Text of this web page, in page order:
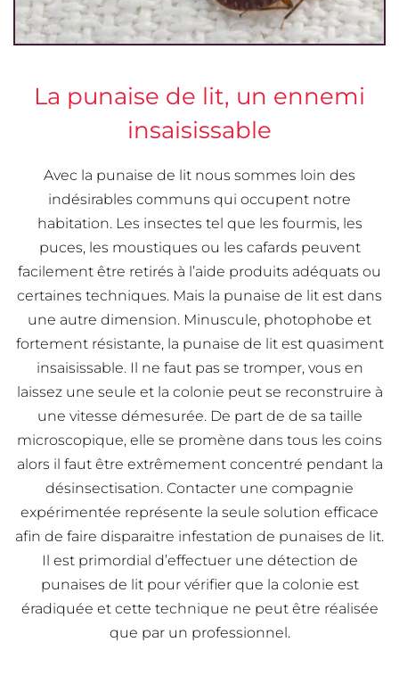
La punaise de lit, un ennemi
insaisissable
Avec la punaise de lit nous sommes loin des
indésirables communs qui occupent notre
habitation. Les insectes tel que les fourmis, les
puces, les moustiques ou les cafards peuvent
facilement être retirés à l’aide produits adéquats ou
certaines techniques. Mais la punaise de lit est dans
une autre dimension. Minuscule, photophobe et
fortement résistante, la punaise de lit est quasiment
insaisissable. Il ne faut pas se tromper, vous en
laissez une seule et la colonie peut se reconstruire à
une vitesse démesurée. De part de de sa taille
microscopique, elle se promène dans tous les coins
alors il faut être extrêmement concentré pendant la
désinsectisation. Contacter une compagnie
expérimentée représente la seule solution efficace
afin de faire disparaitre infestation de punaises de lit.
Il est primordial d’effectuer une détection de
punaises de lit pour vérifier que la colonie est
éradiquée et cette technique ne peut être réalisée
que par un professionnel.